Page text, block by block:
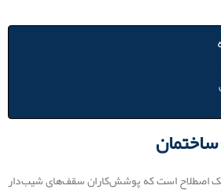
یک اصطلاح است که پوشش‌کاران سقف‌های شیب‌دار